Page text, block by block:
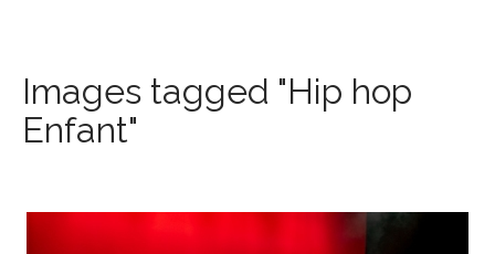
Images tagged "Hip hop
Enfant"